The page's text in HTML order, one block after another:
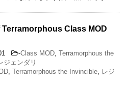
Terramorphous Class MOD
-Class MOD Terramorphous the
ジェンダリ
Terramorphous the Invincible
レジ